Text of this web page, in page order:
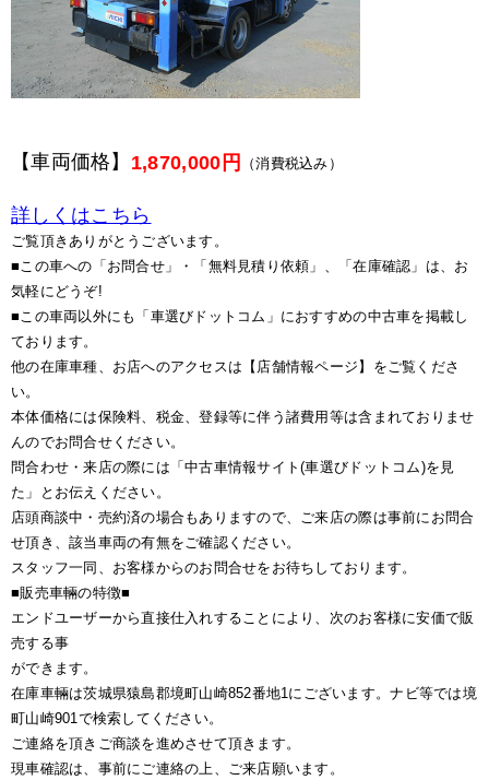
【車両価格】 1,870,000円 （消費税込み）
詳しくはこちら
ご覧頂きありがとうございます。
■この車への「お問合せ」・「無料見積り依頼」、「在庫確認」は、お
気軽にどうぞ!
■この車両以外にも「車選びドットコム」におすすめの中古車を掲載し
ております。
他の在庫車種、お店へのアクセスは【店舗情報ページ】をご覧くださ
い。
本体価格には保険料、税金、登録等に伴う諸費用等は含まれておりませ
んのでお問合せください。
問合わせ・来店の際には「中古車情報サイト(車選びドットコム)を見
た」とお伝えください。
店頭商談中・売約済の場合もありますので、ご来店の際は事前にお問合
せ頂き、該当車両の有無をご確認ください。
スタッフ一同、お客様からのお問合せをお待ちしております。
■販売車輛の特徴■
エンドユーザーから直接仕入れすることにより、次のお客様に安価で販
売する事
ができます。
在庫車輛は茨城県猿島郡境町山崎852番地1にございます。ナビ等では境
町山崎901で検索してください。
ご連絡を頂きご商談を進めさせて頂きます。
現車確認は、事前にご連絡の上、ご来店願います。